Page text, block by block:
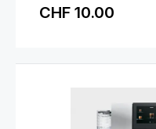
CHF 10.00